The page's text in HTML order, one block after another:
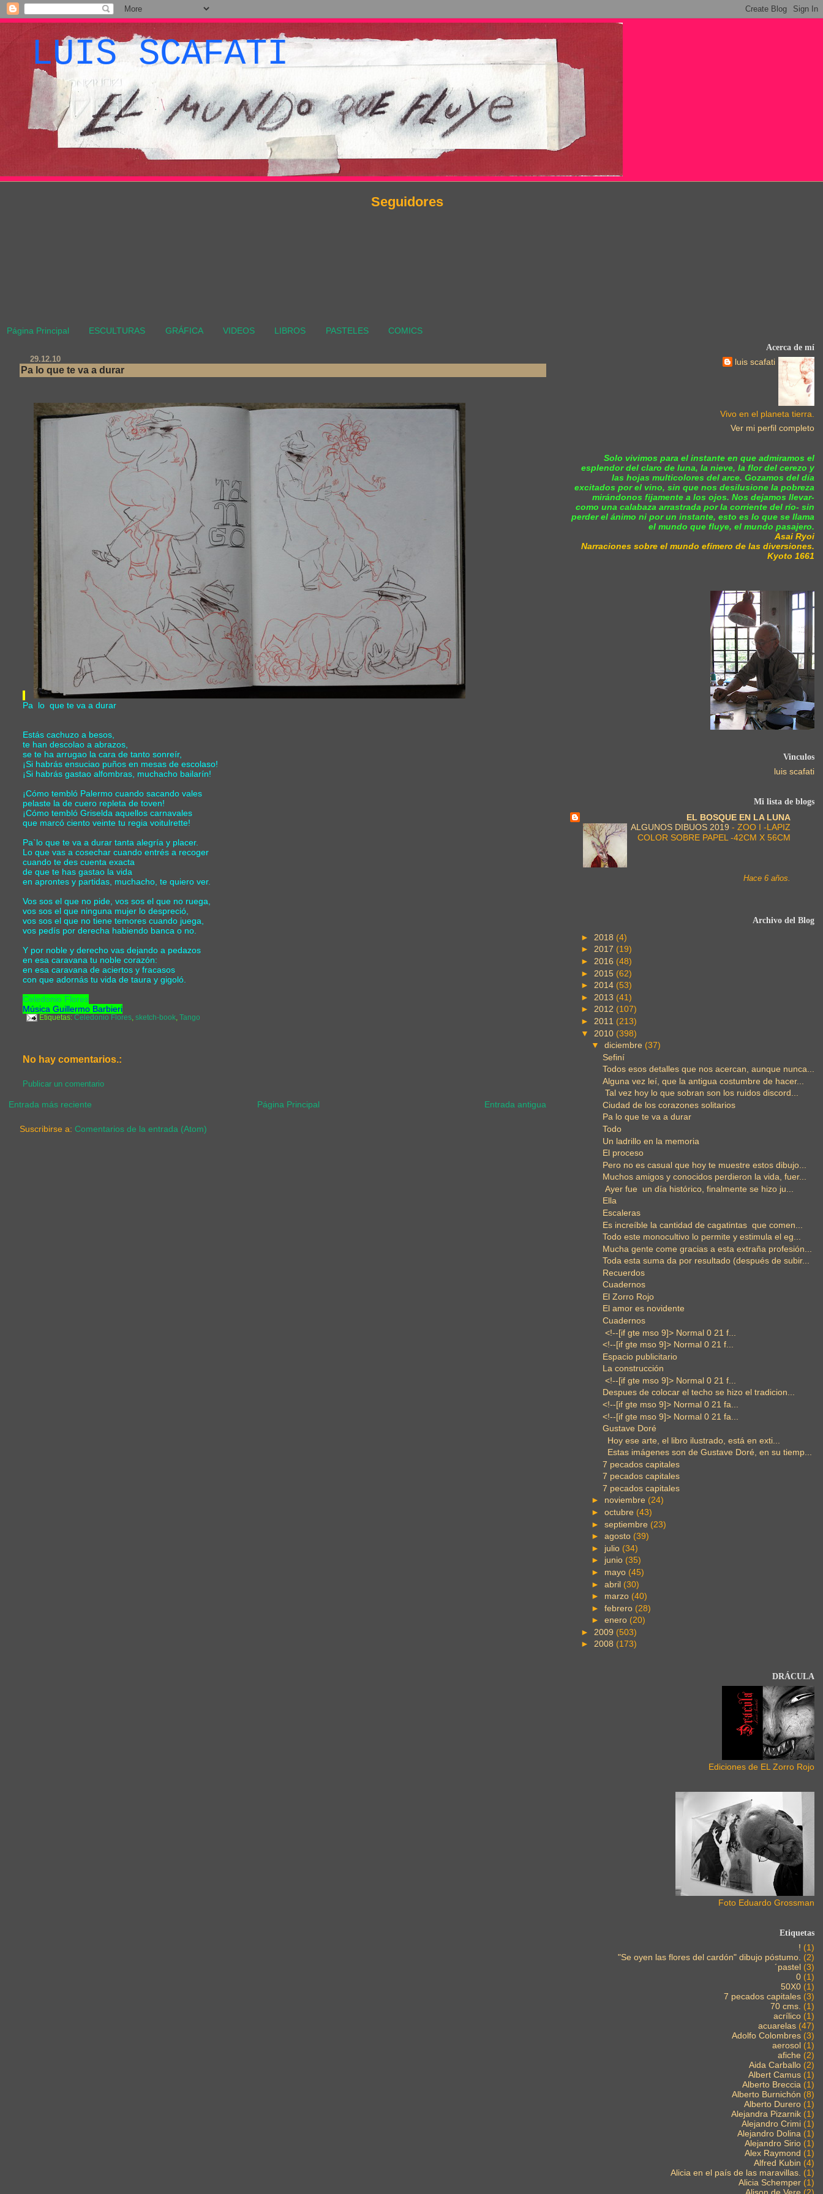
LUIS SCAFATI
Seguidores
Página Principal ESCULTURAS GRÁFICA VIDEOS LIBROS PASTELES COMICS
29.12.10
Pa lo que te va a durar
Pa lo que te va a durar
Estás cachuzo a besos,
te han descolao a abrazos,
se te ha arrugao la cara de tanto sonreír,
¡Si habrás ensuciao puños en mesas de escolaso!
¡Si habrás gastao alfombras, muchacho bailarín!
¡Cómo tembló Palermo cuando sacando vales
pelaste la de cuero repleta de toven!
¡Cómo tembló Griselda aquellos carnavales
que marcó ciento veinte tu regia voitulrette!
Pa`lo que te va a durar tanta alegría y placer.
Lo que vas a cosechar cuando entrés a recoger
cuando te des cuenta exacta
de que te has gastao la vida
en aprontes y partidas, muchacho, te quiero ver.
Vos sos el que no pide, vos sos el que no ruega,
vos sos el que ninguna mujer lo despreció,
vos sos el que no tiene temores cuando juega,
vos pedís por derecha habiendo banca o no.
Y por noble y derecho vas dejando a pedazos
en esa caravana tu noble corazón:
en esa caravana de aciertos y fracasos
con que adornás tu vida de taura y gigoló.
Celedonio Flores
Música Guillermo Barbieri
Etiquetas: Celedonio Flores, sketch-book, Tango
No hay comentarios.:
Publicar un comentario
Entrada más reciente Entrada antigua
Página Principal
Suscribirse a: Comentarios de la entrada (Atom)
Acerca de mí
luis scafati
Vivo en el planeta tierra.
Ver mi perfil completo
Solo vivimos para el instante en que admiramos el
esplendor del claro de luna, la nieve, la flor del cerezo y
las hojas multicolores del arce. Gozamos del día
excitados por el vino, sin que nos desilusione la pobreza
mirándonos fijamente a los ojos. Nos dejamos llevar-
como una calabaza arrastrada por la corriente del río- sin
perder el ánimo ni por un instante, esto es lo que se llama
el mundo que fluye, el mundo pasajero.
Asai Ryoi
Narraciones sobre el mundo efímero de las diversiones.
Kyoto 1661
Vinculos
luis scafati
Mi lista de blogs
EL BOSQUE EN LA LUNA
ALGUNOS DIBUOS 2019 - ZOO I -LAPIZ
COLOR SOBRE PAPEL -42CM X 56CM
Hace 6 años.
Archivo del Blog
► 2018 (4)
► 2017 (19)
► 2016 (48)
► 2015 (62)
► 2014 (53)
► 2013 (41)
► 2012 (107)
► 2011 (213)
▼ 2010 (398)
▼diciembre (37)
Sefiní
Todos esos detalles que nos acercan, aunque nunca...
Alguna vez leí, que la antigua costumbre de hacer...
Tal vez hoy lo que sobran son los ruidos discord...
Ciudad de los corazones solitarios
Pa lo que te va a durar
Todo
Un ladrillo en la memoria
El proceso
Pero no es casual que hoy te muestre estos dibujo...
Muchos amigos y conocidos perdieron la vida, fuer...
Ayer fue un día histórico, finalmente se hizo ju...
Ella
Escaleras
Es increíble la cantidad de cagatintas que comen...
Todo este monocultivo lo permite y estimula el eg...
Mucha gente come gracias a esta extraña profesión...
Toda esta suma da por resultado (después de subir...
Recuerdos
Cuadernos
El Zorro Rojo
El amor es novidente
Cuadernos
<!--[if gte mso 9]> Normal 0 21 f...
<!--[if gte mso 9]> Normal 0 21 f...
Espacio publicitario
La construcción
<!--[if gte mso 9]> Normal 0 21 f...
Despues de colocar el techo se hizo el tradicion...
<!--[if gte mso 9]> Normal 0 21 fa...
<!--[if gte mso 9]> Normal 0 21 fa...
Gustave Doré
Hoy ese arte, el libro ilustrado, está en exti...
Estas imágenes son de Gustave Doré, en su tiemp...
7 pecados capitales
7 pecados capitales
7 pecados capitales
► noviembre (24)
►octubre (43)
►septiembre (23)
►agosto (39)
► julio (34)
► junio (35)
► mayo (45)
►abril (30)
► marzo (40)
►febrero (28)
►enero (20)
► 2009 (503)
► 2008 (173)
DRÁCULA
Ediciones de EL Zorro Rojo
Foto Eduardo Grossman
Etiquetas
! (1)
"Se oyen las flores del cardón" dibujo póstumo. (2)
´pastel (3)
0 (1)
50X0 (1)
7 pecados capitales (3)
70 cms. (1)
acrílico (1)
acuarelas (47)
Adolfo Colombres (3)
aerosol (1)
afiche (2)
Aida Carballo (2)
Albert Camus (1)
Alberto Breccia (1)
Alberto Burnichón (8)
Alberto Durero (1)
Alejandra Pizarnik (1)
Alejandro Crimi (1)
Alejandro Dolina (1)
Alejandro Sirio (1)
Alex Raymond (1)
Alfred Kubin (4)
Alicia en el país de las maravillas. (1)
Alicia Schemper (1)